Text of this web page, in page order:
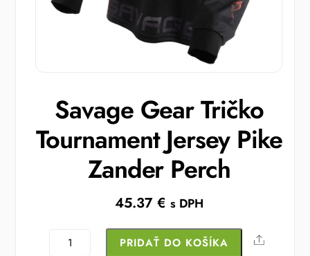
Savage Gear Tričko
Tournament Jersey Pike
Zander Perch
45.37 € s DPH
množstvo
PRIDAŤ DO KOŠÍKA Share